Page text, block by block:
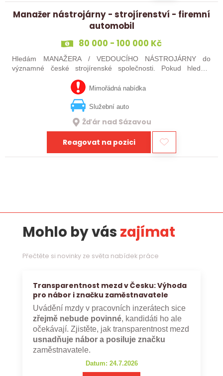
Manažer nástrojárny - strojírenství - firemní
automobil
80 000 - 100 000 Kč
Hledám MANAŽERA / VEDOUCÍHO NÁSTROJÁRNY do
významné české strojírenské společnosti. Pokud hledáte
jste silný v komunikaci a máte zkušenosti…
Mimořádná nabídka
Služební auto
Žďár nad Sázavou
Reagovat na pozici
Mohlo by vás zajímat
Přečtěte si novinky ze světa nabídek práce
Transparentnost mezd v Česku: Výhoda
pro nábor i značku zaměstnavatele
Uvádění mzdy v pracovních inzerátech sice
zřejmě nebude povinné, kandidáti ho ale
očekávají. Zjistěte, jak transparentnost mezd
usnadňuje nábor a posiluje značku
zaměstnavatele.
Datum: 24.7.2026